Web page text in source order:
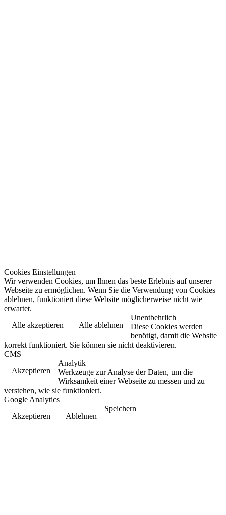
Cookies Einstellungen
Wir verwenden Cookies, um Ihnen das beste Erlebnis auf unserer
Webseite zu ermöglichen. Wenn Sie die Verwendung von Cookies
ablehnen, funktioniert diese Website möglicherweise nicht wie
erwartet.
Alle akzeptieren
Alle ablehnen
Unentbehrlich
Diese Cookies werden
benötigt, damit die Website
korrekt funktioniert. Sie können sie nicht deaktivieren.
CMS
Akzeptieren
Analytik
Werkzeuge zur Analyse der Daten, um die
Wirksamkeit einer Webseite zu messen und zu
verstehen, wie sie funktioniert.
Google Analytics
Akzeptieren
Ablehnen
Speichern